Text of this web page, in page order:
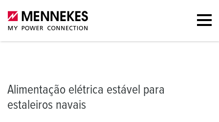
Alimentação elétrica estável para estaleiros navais
Alimentação elétrica estável para
estaleiros navais